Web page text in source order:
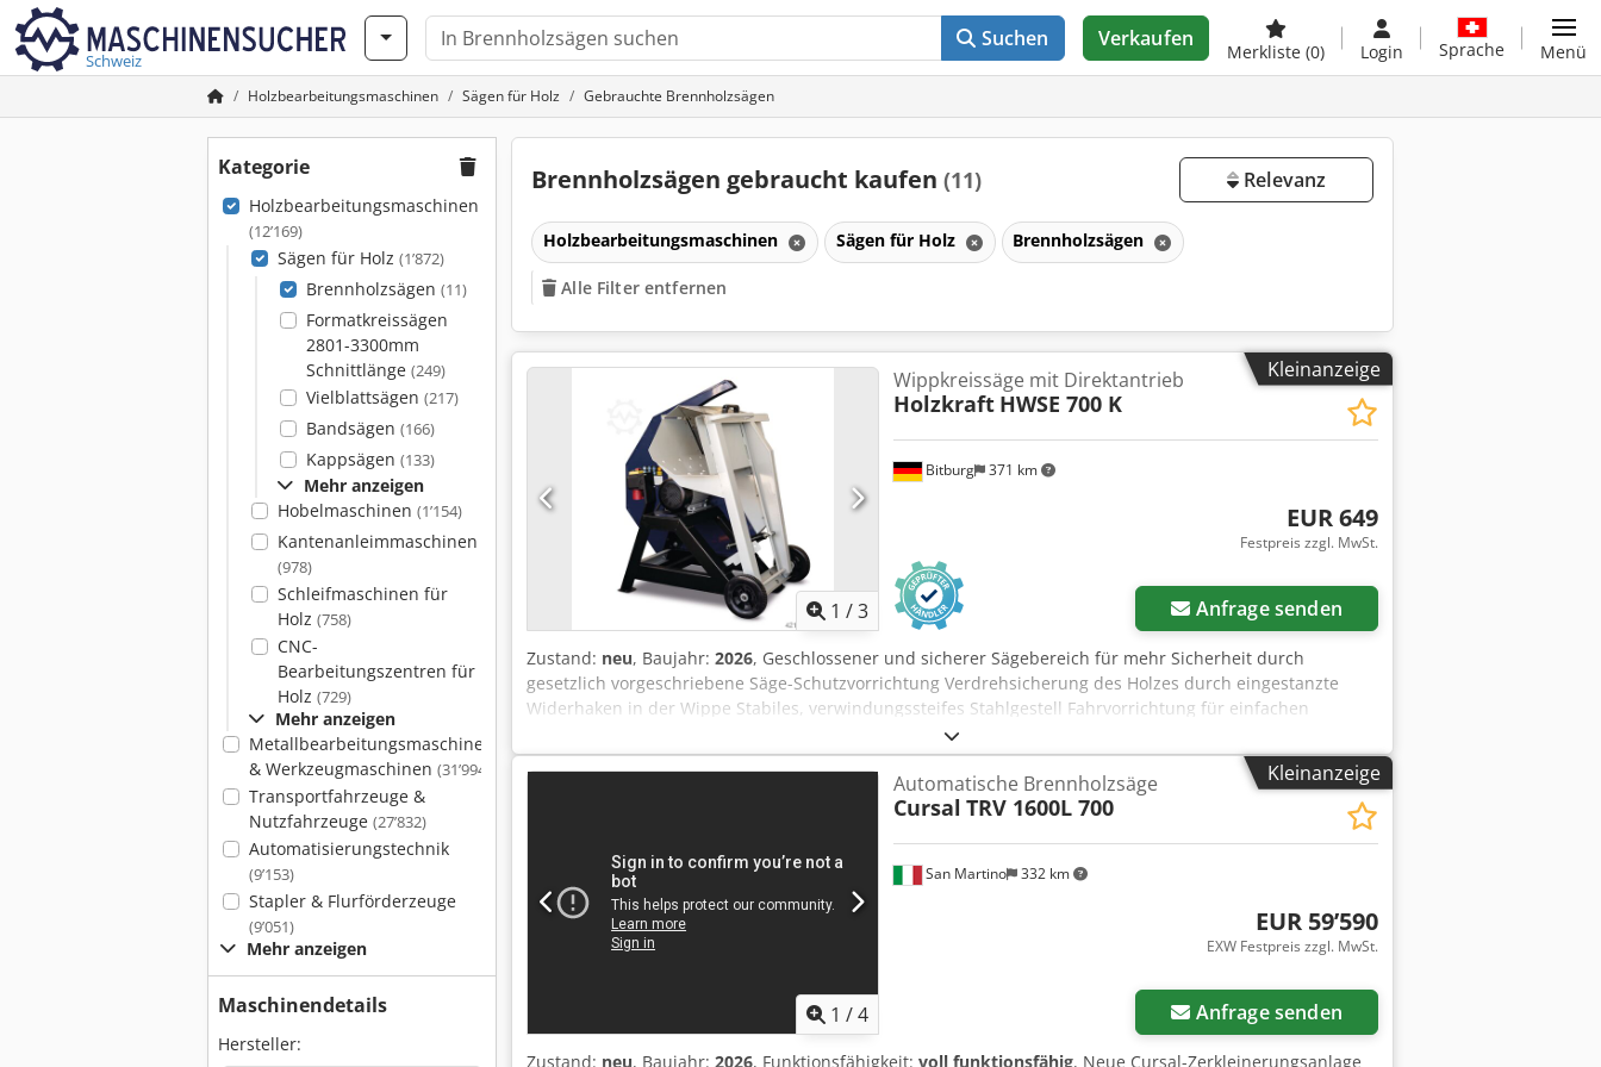
Schweiz
Suchen Verkaufen
Merkliste (0) Login Sprache Menü
Holzbearbeitungsmaschinen Sägen für Holz Gebrauchte Brennholzsägen
Kategorie
Holzbearbeitungsmaschinen
(12’169)
Sägen für Holz (1’872)
Brennholzsägen (11)
Formatkreissägen
2801-3300mm
Schnittlänge (249)
Vielblattsägen (217)
Bandsägen (166)
Kappsägen (133)
Mehr anzeigen
Hobelmaschinen (1’154)
Kantenanleimmaschinen
(978)
Schleifmaschinen für
Holz (758)
CNC-
Bearbeitungszentren für
Holz (729)
Mehr anzeigen
Metallbearbeitungsmaschinen
& Werkzeugmaschinen (31’994)
Transportfahrzeuge &
Nutzfahrzeuge (27’832)
Automatisierungstechnik
(9’153)
Stapler & Flurförderzeuge
(9’051)
Mehr anzeigen
Maschinendetails
Hersteller:
Brennholzsägen gebraucht kaufen (11) Relevanz
Holzbearbeitungsmaschinen Sägen für Holz Brennholzsägen
Alle Filter entfernen
Kleinanzeige
1 /3
Bitburg 371 km
Wippkreissäge mit Direktantrieb
Holzkraft HWSE 700 K
EUR 649
Festpreis zzgl. MwSt.
Anfrage senden
Zustand: neu, Baujahr: 2026, Geschlossener und sicherer Sägebereich für mehr Sicherheit durch
gesetzlich vorgeschriebene Säge-Schutzvorrichtung Verdrehsicherung des Holzes durch eingestanzte
Widerhaken in der Wippe Stabiles, verwindungssteifes Stahlgestell Fahrvorrichtung für einfachen
Transport Stoß-, kratz- und wetterfest durch hochwertige Pulverbeschichtung Phasenwender
Abmessungen und Gewichte Arbeitshöhe 700 mm Wippenauflage 740 mm Dsdpfx Aehkz Hiogtjck Länge
ca. 1030 mm Breite/Tiefe ca. 770 mm Höhe ca. 1095 mm Gewicht ca. 92,5 kg Antrieb Antriebsart
Elektromotor mit Direktantrieb Elektrische Daten Aufnahmeleistung 5 kW Anschlussspannung 400 V
Netzfrequenz 50 Hz Sägeblatt Durchmesser 700 mm Schnittleistung Wippe Rundholz 250 mm Standort:
Ab Lager 54634 Bitburg - sofort verfügbar - Zwischenverkauf vorbehalten
Kleinanzeige
1 /4
San Martino 332 km
Automatische Brennholzsäge
Cursal TRV 1600L 700
EUR 59’590
EXW Festpreis zzgl. MwSt.
Anfrage senden
Zustand: neu, Baujahr: 2026, Funktionsfähigkeit: voll funktionsfähig, Neue Cursal-Zerkleinerungsanlage